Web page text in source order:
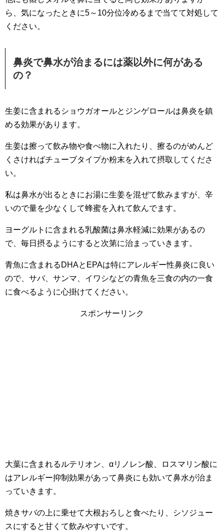
ら、気になったときに5～10分位冷めるまで当てて対処して
ください。
鼻炎で鼻水が治まるには薬以外に何がある
の？
生姜に含まれるショウガオールとジンゲロールは鼻炎を鎮
める効果があります。
生姜は擦って飲み物や食べ物に入れたり、擦るのがめんど
くさければチューブタイプか粉末を入れて摂取してくださ
い。
私は鼻水が出るときにお湯に生姜を混ぜて飲みますが、辛
いので量を少なくして蜂蜜を入れて飲んでます。
ヨーグルトに含まれる乳酸菌は鼻水軽減に効果があるの
で、毎日摂るようにすると次第に治まっていきます。
青魚に含まれるDHAとEPAは特にアレルギー性鼻炎に良い
ので、サバ、サンマ、イワシなどの青魚を三食の内の一食
に食べるように心掛けてください。
スポンサーリンク
大葉に含まれるルテリオン、αリノレン酸、ロスマリン酸に
はアレルギー抑制効果があって鼻炎にも効いて鼻水が治ま
っていきます。
焼きサバの上に乗せて大根おろしと食べたり、シソジュー
スにすると甘くて飲みやすいです。